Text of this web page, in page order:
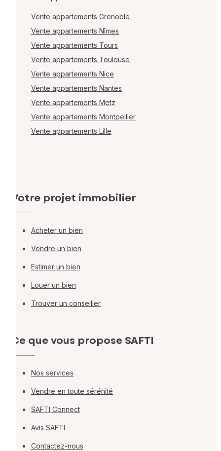
Vente appartements Grenoble
Vente appartements Nîmes
Vente appartements Tours
Vente appartements Toulouse
Vente appartements Nice
Vente appartements Nantes
Vente appartements Metz
Vente appartements Montpellier
Vente appartements Lille
Votre projet immobilier
Acheter un bien
Vendre un bien
Estimer un bien
Louer un bien
Trouver un conseiller
Ce que vous propose SAFTI
Nos services
Vendre en toute sérénité
SAFTI Connect
Avis SAFTI
Contactez-nous